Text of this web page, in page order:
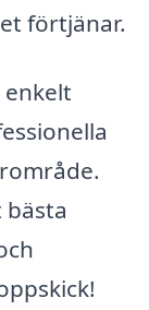
förtjänar.
enkelt
bästa